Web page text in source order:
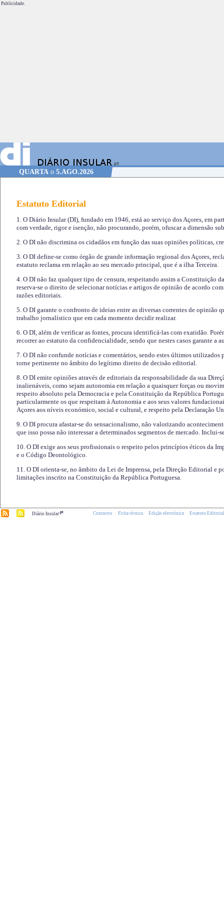
Publicidade.
QUARTA o 5.AGO.2026
Estatuto Editorial
1. O Diário Insular (DI), fundado em 1946, está ao serviço dos Açores, em
com verdade, rigor e isenção, não procurando, porém, ofuscar a dimensão
2. O DI não discrimina os cidadãos em função das suas opiniões políticas,
3. O DI define-se como órgão de grande informação regional dos Açores,
estatuto reclama em relação ao seu mercado principal, que é a ilha Terceira.
4. O DI não faz qualquer tipo de censura, respeitando assim a Constituição
reserva-se o direito de selecionar notícias e artigos de opinião de acordo
razões editoriais.
5. O DI garante o confronto de ideias entre as diversas correntes de opinião
trabalho jornalístico que em cada momento decidir realizar.
6. O DI, além de verificar as fontes, procura identificá-las com exatidão.
recorrer ao estatuto da confidencialidade, sendo que nestes casos garante a
7. O DI não confunde notícias e comentários, sendo estes últimos utilizados
torne pertinente no âmbito do legítimo direito de decisão editorial.
8. O DI emite opiniões através de editoriais da responsabilidade da sua
inalienáveis, como sejam autonomia em relação a quaisquer forças ou
respeito absoluto pela Democracia e pela Constituição da República
particularmente os que respeitam à Autonomia e aos seus valores
Açores aos níveis económico, social e cultural, e respeito pela Declaração
9. O DI procura afastar-se do sensacionalismo, não valorizando
que isso possa não interessar a determinados segmentos de mercado.
10. O DI exige aos seus profissionais o respeito pelos princípios éticos da
e o Código Deontológico.
11. O DI orienta-se, no âmbito da Lei de Imprensa, pela Direção Editorial e
limitações inscrito na Constituição da República Portuguesa.
Diário Insular.pt Contactos Ficha técnica Edição electrónica Estatuto Editorial